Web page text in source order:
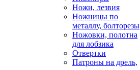
Ножи, лезвия
Ножницы по
металлу, болторезы
Ножовки, полотна
для лобзика
Отвертки
Патроны на дрель,